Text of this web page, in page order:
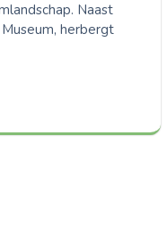
Naast
herbergt